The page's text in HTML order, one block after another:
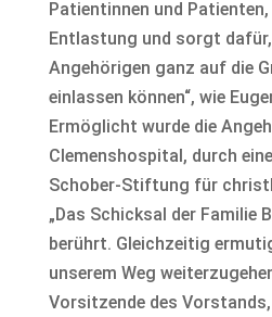
Patientinnen und
Entlastung und sorgt
Angehörigen ganz auf die
einlassen können“, wie
Ermöglicht wurde die
Clemenshospital, durch
Schober-​Stiftung für
„Das Schicksal der Familie
berührt. Gleichzeitig
unserem Weg
Vorsitzende des Vorstands,